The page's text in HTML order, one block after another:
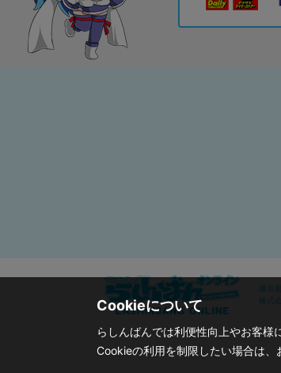
東京
株式
Cookieについて
らしんばんでは利便性向上やお客様
Cookieの利用を制限したい場合は